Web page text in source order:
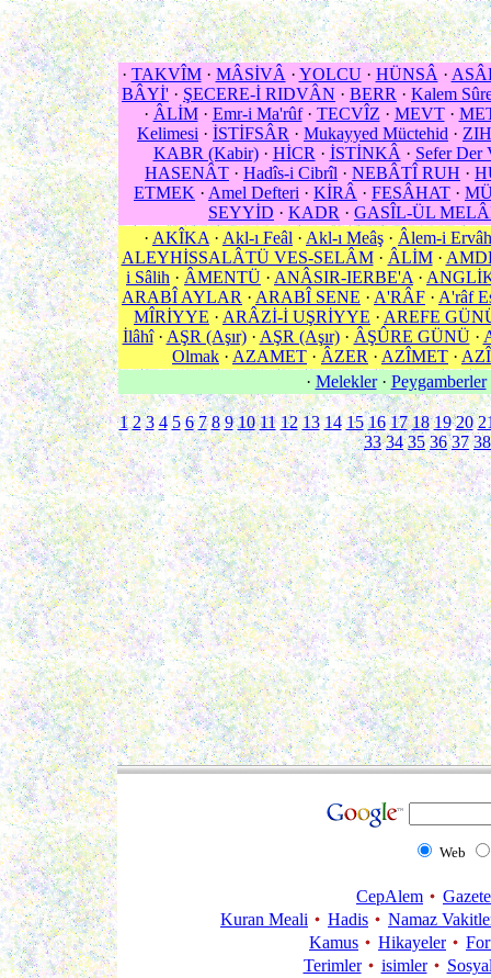
· TAKVÎM· MÂSİVÂ · YOLCU· HÜNSÂ ·
BÂYİ' · ŞECERE-İ RIDVÂN · BERR · Kalem
· ÂLİM· Emr-i Ma'rûf· TECVÎZ · MEVT·
Kelimesi · İSTİFSÂR · Mukayyed Müctehid ·
KABR (Kabir)· HİCR · İSTİNKÂ · Sefer Der
HASENÂT · Hadîs-i Cibrîl · NEBÂTÎ RUH ·
ETMEK · Amel Defteri · KİRÂ · FESÂHAT ·
SEYYİD · KADR · GASÎL-ÜL
· AKÎKA · Akl-ı Feâl · Akl-ı Meâş · Âlem-i Ervâh
ALEYHİSSALÂTÜ VES-SELÂM· ÂLİM·
i Sâlih · ÂMENTÜ · ANÂSIR-IERBE'A ·
ARABÎ AYLAR · ARABÎ SENE · A'RÂF · A'râf
MÎRİYYE · ARÂZİ-İ UŞRİYYE · AREFE
İlâhî· AŞR (Aşır)· AŞR (Aşır)· ÂŞÛRE GÜNÜ·
Olmak · AZAMET · ÂZER · AZÎMET ·
· Melekler· Peygamberler
1 2 3 4 5 6 7 8 9 10 11 12 13 14 15 16 17 18 19 20
33 34 35 36 37 38
Web
CepAlem
Kuran Meali
Hadis
Namaz
Kamus
Hikayeler
Terimler
isimler